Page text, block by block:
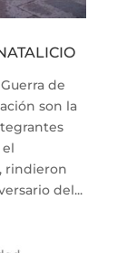
de
son la
rindieron
del...